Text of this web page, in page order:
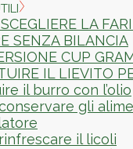
LA
SENZA BILANCIA
CUP
IL LIEVITO
il burro con l’olio
gli
il licoli